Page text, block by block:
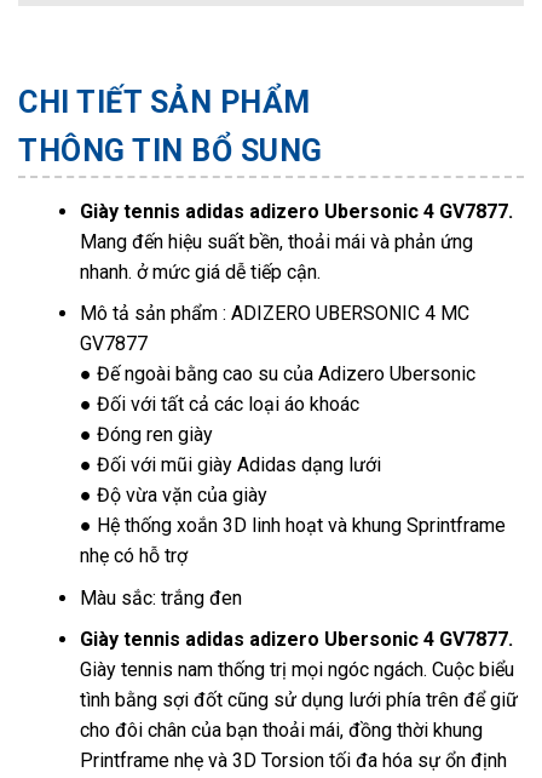
CHI TIẾT SẢN PHẨM
THÔNG TIN BỔ SUNG
Giày tennis adidas adizero Ubersonic 4 GV7877.
Mang đến hiệu suất bền, thoải mái và phản ứng
nhanh. ở mức giá dễ tiếp cận.
Mô tả sản phẩm : ADIZERO UBERSONIC 4 MC
GV7877
● Đế ngoài bằng cao su của Adizero Ubersonic
● Đối với tất cả các loại áo khoác
● Đóng ren giày
● Đối với mũi giày Adidas dạng lưới
● Độ vừa vặn của giày
● Hệ thống xoắn 3D linh hoạt và khung Sprintframe
nhẹ có hỗ trợ
Màu sắc: trắng đen
Giày tennis adidas adizero Ubersonic 4 GV7877.
Giày tennis nam thống trị mọi ngóc ngách. Cuộc biểu
tình bằng sợi đốt cũng sử dụng lưới phía trên để giữ
cho đôi chân của bạn thoải mái, đồng thời khung
Printframe nhẹ và 3D Torsion tối đa hóa sự ổn định